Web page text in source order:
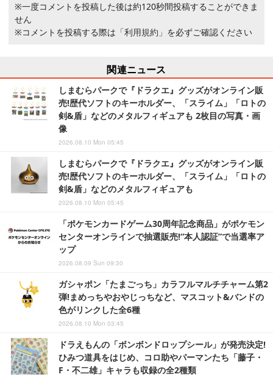
※一度コメントを投稿した後は約120秒間投稿することができま
せん
※コメントを投稿する際は 「利用規約」 を必ずご確認ください
関連ニュース
しまむらパークで『ドラクエ』グッズがオンライン販
売!歴代ソフトのキーホルダー、「スライム」「ロトの
剣&盾」などのメタルフィギュアも 2枚目の写真・画
像
2026.08.10 Mon 05:45
しまむらパークで『ドラクエ』グッズがオンライン販
売!歴代ソフトのキーホルダー、「スライム」「ロトの
剣&盾」などのメタルフィギュアも
2026.08.10 Mon 05:45
「ポケモンカードゲーム30周年記念商品」がポケモン
センターオンラインで抽選販売!“本人認証”で当選率ア
ップ
2026.08.09 Sun 09:30
ガシャポン「たまごっち」カラフルマルチチャーム第2
弾!まめっちやおやじっちなど、マスコット&バンドの
色がリンクした全6種
2026.08.10 Mon 03:45
ドラえもんの「ボンボンドロップシール」が発売決定!
ひみつ道具をはじめ、コロ助やパーマンたち「藤子・
F・不二雄」キャラも収録の全2種類